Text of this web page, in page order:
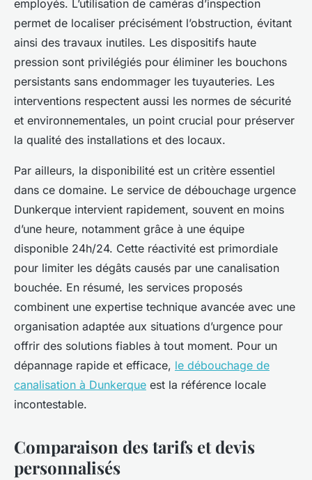
employés. L’utilisation de caméras d’inspection
permet de localiser précisément l’obstruction, évitant
ainsi des travaux inutiles. Les dispositifs haute
pression sont privilégiés pour éliminer les bouchons
persistants sans endommager les tuyauteries. Les
interventions respectent aussi les normes de sécurité
et environnementales, un point crucial pour préserver
la qualité des installations et des locaux.
Par ailleurs, la disponibilité est un critère essentiel
dans ce domaine. Le service de débouchage urgence
Dunkerque intervient rapidement, souvent en moins
d’une heure, notamment grâce à une équipe
disponible 24h/24. Cette réactivité est primordiale
pour limiter les dégâts causés par une canalisation
bouchée. En résumé, les services proposés
combinent une expertise technique avancée avec une
organisation adaptée aux situations d’urgence pour
offrir des solutions fiables à tout moment. Pour un
dépannage rapide et efficace, le débouchage de
canalisation à Dunkerque est la référence locale
incontestable.
Comparaison des tarifs et devis
personnalisés